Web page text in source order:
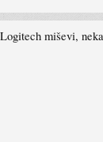
miševi,